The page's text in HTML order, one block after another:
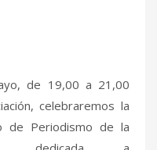
de 19,00 a 21,00
celebraremos la
de Periodismo de la